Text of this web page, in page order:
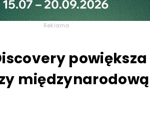
Reklama
międzynarodową